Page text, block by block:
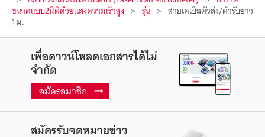
ขนาดแบบ2มิติด้วยแสงความเร็วสูง รุ่น สายเคเบิลตัวส่ง/ตัวรับยาว
1 ม.
เพื่อดาวน์โหลดเอกสารได้ไม่
จำกัด
สมัครสมาชิก
สมัครรับจดหมายข่าว